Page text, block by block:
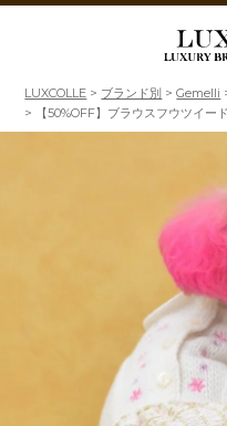
LUXCOLLE ブランド別 Gemelli
【50%OFF】ブラウスフウツイー